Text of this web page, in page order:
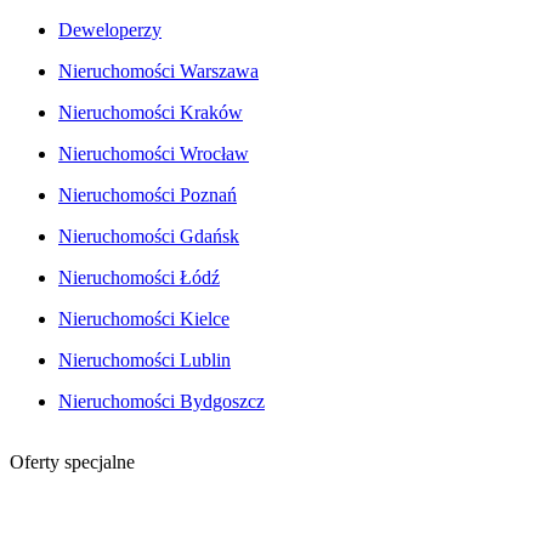
Deweloperzy
Nieruchomości Warszawa
Nieruchomości Kraków
Nieruchomości Wrocław
Nieruchomości Poznań
Nieruchomości Gdańsk
Nieruchomości Łódź
Nieruchomości Kielce
Nieruchomości Lublin
Nieruchomości Bydgoszcz
Oferty specjalne